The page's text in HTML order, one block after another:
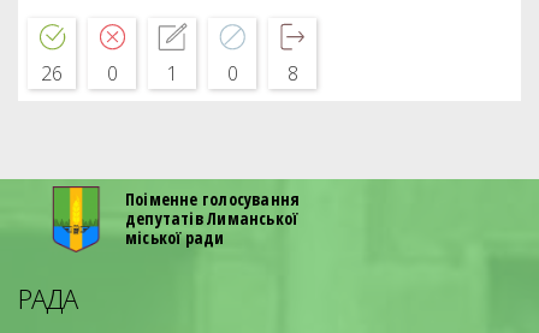
26 0 1 0 8
Поіменне голосування
депутатів Лиманської
міської ради
РАДА